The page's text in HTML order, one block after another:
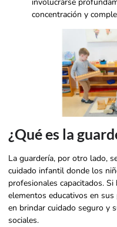
involucrarse
concentración y
¿Qué es la
La guardería, por otro lado,
cuidado infantil donde los
profesionales capacitados.
elementos educativos en
en brindar cuidado seguro y
sociales.